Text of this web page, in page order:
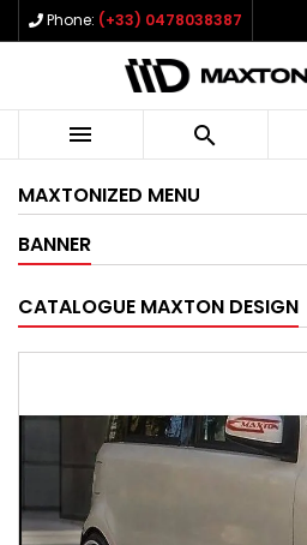
Phone: (+33) 0478038387
 
MAXTONIZED MENU
BANNER
CATALOGUE MAXTON DESIGN